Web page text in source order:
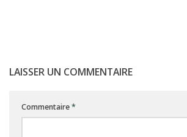
LAISSER UN COMMENTAIRE
Commentaire*